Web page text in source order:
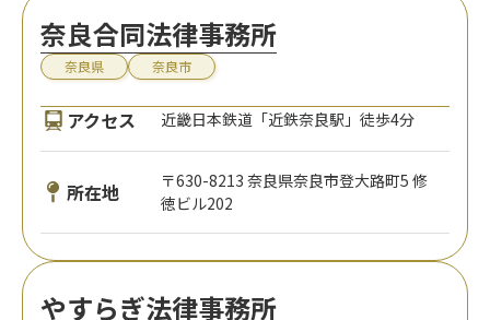
奈良合同法律事務所
奈良県 奈良市
アクセス 近畿日本鉄道「近鉄奈良駅」徒歩4分
所在地
〒630-8213 奈良県奈良市登大路町5 修
徳ビル202
やすらぎ法律事務所